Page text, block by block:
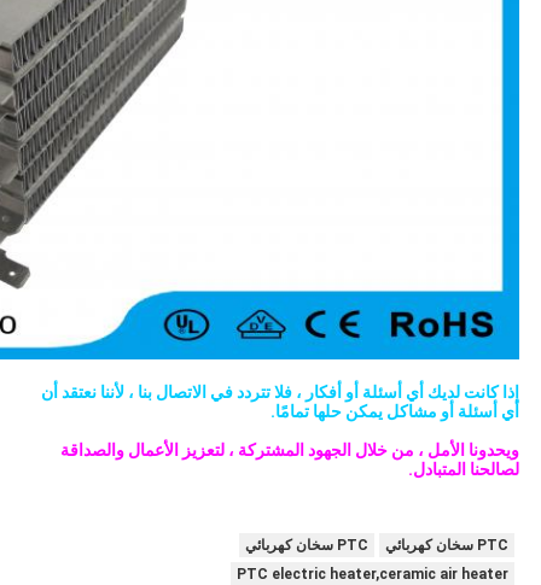
إذا كانت لديك أي أسئلة أو أفكار ، فلا تتردد في الاتصال بنا ، لأننا نعتقد أن
أي أسئلة أو مشاكل يمكن حلها تمامًا.
ويحدونا الأمل ، من خلال الجهود المشتركة ، لتعزيز الأعمال والصداقة
لصالحنا المتبادل.
PTC سخان كهربائي
PTC سخان كهربائي
PTC electric heater,ceramic air heater